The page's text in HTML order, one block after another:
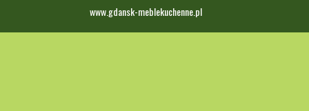
www.gdansk-meblekuchenne.pl